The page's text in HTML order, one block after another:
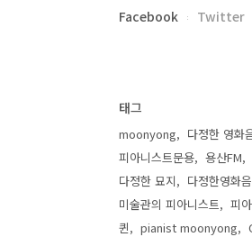
Facebook Twitter
태그
moonyong
다정한 영화
피아니스트문용
용산FM
다정한 묘지
다정한영화
미술관의 피아니스트
피
퀸
pianist moonyong